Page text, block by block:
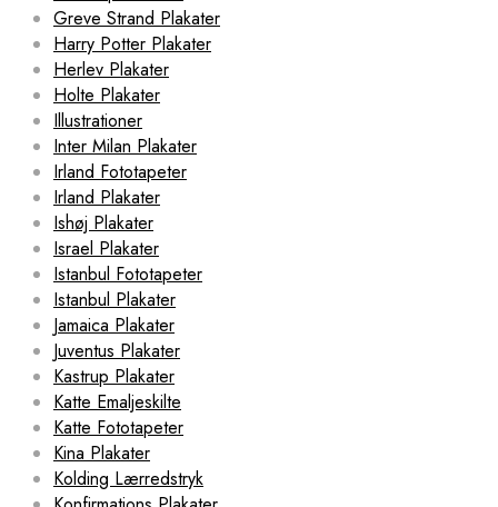
Greve Strand Plakater
Harry Potter Plakater
Herlev Plakater
Holte Plakater
Illustrationer
Inter Milan Plakater
Irland Fototapeter
Irland Plakater
Ishøj Plakater
Israel Plakater
Istanbul Fototapeter
Istanbul Plakater
Jamaica Plakater
Juventus Plakater
Kastrup Plakater
Katte Emaljeskilte
Katte Fototapeter
Kina Plakater
Kolding Lærredstryk